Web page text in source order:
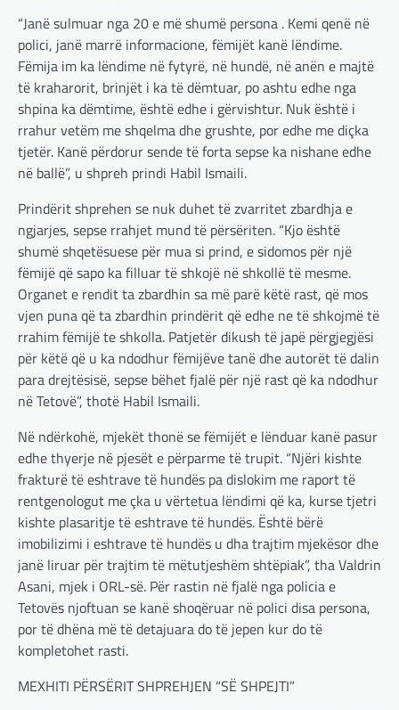
“Janë sulmuar nga 20 e më shumë persona . Kemi qenë në
polici, janë marrë informacione, fëmijët kanë lëndime.
Fëmija im ka lëndime në fytyrë, në hundë, në anën e majtë
të kraharorit, brinjët i ka të dëmtuar, po ashtu edhe nga
shpina ka dëmtime, është edhe i gërvishtur. Nuk është i
rrahur vetëm me shqelma dhe grushte, por edhe me diçka
tjetër. Kanë përdorur sende të forta sepse ka nishane edhe
në ballë”, u shpreh prindi Habil Ismaili.
Prindërit shprehen se nuk duhet të zvarritet zbardhja e
ngjarjes, sepse rrahjet mund të përsëriten. “Kjo është
shumë shqetësuese për mua si prind, e sidomos për një
fëmijë që sapo ka filluar të shkojë në shkollë të mesme.
Organet e rendit ta zbardhin sa më parë këtë rast, që mos
vjen puna që ta zbardhin prindërit që edhe ne të shkojmë të
rrahim fëmijë te shkolla. Patjetër dikush të japë përgjegjësi
për këtë që u ka ndodhur fëmijëve tanë dhe autorët të dalin
para drejtësisë, sepse bëhet fjalë për një rast që ka ndodhur
në Tetovë”, thotë Habil Ismaili.
Në ndërkohë, mjekët thonë se fëmijët e lënduar kanë pasur
edhe thyerje në pjesët e përparme të trupit. “Njëri kishte
frakturë të eshtrave të hundës pa dislokim me raport të
rentgenologut me çka u vërtetua lëndimi që ka, kurse tjetri
kishte plasaritje të eshtrave të hundës. Është bërë
imobilizimi i eshtrave të hundës u dha trajtim mjekësor dhe
janë liruar për trajtim të mëtutjeshëm shtëpiak”, tha Valdrin
Asani, mjek i ORL-së. Për rastin në fjalë nga policia e
Tetovës njoftuan se kanë shoqëruar në polici disa persona,
por të dhëna më të detajuara do të jepen kur do të
kompletohet rasti.
MEXHITI PËRSËRIT SHPREHJEN “SË SHPEJTI”